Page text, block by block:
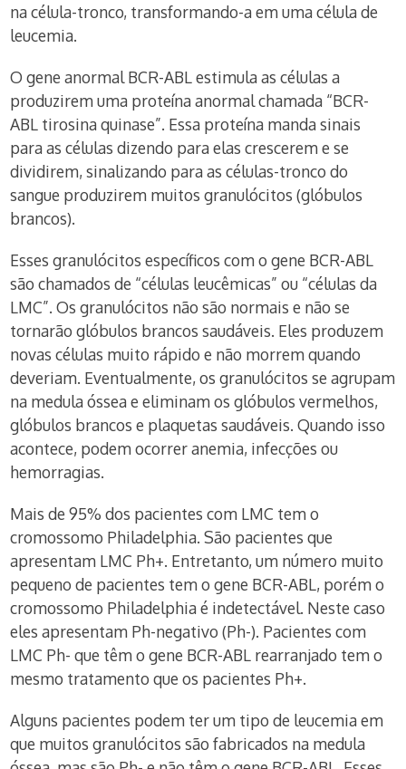
na célula-tronco, transformando-a em uma célula de
leucemia.
O gene anormal BCR-ABL estimula as células a
produzirem uma proteína anormal chamada “BCR-
ABL tirosina quinase”. Essa proteína manda sinais
para as células dizendo para elas crescerem e se
dividirem, sinalizando para as células-tronco do
sangue produzirem muitos granulócitos (glóbulos
brancos).
Esses granulócitos específicos com o gene BCR-ABL
são chamados de “células leucêmicas” ou “células da
LMC”. Os granulócitos não são normais e não se
tornarão glóbulos brancos saudáveis. Eles produzem
novas células muito rápido e não morrem quando
deveriam. Eventualmente, os granulócitos se agrupam
na medula óssea e eliminam os glóbulos vermelhos,
glóbulos brancos e plaquetas saudáveis. Quando isso
acontece, podem ocorrer anemia, infecções ou
hemorragias.
Mais de 95% dos pacientes com LMC tem o
cromossomo Philadelphia. São pacientes que
apresentam LMC Ph+. Entretanto, um número muito
pequeno de pacientes tem o gene BCR-ABL, porém o
cromossomo Philadelphia é indetectável. Neste caso
eles apresentam Ph-negativo (Ph-). Pacientes com
LMC Ph- que têm o gene BCR-ABL rearranjado tem o
mesmo tratamento que os pacientes Ph+.
Alguns pacientes podem ter um tipo de leucemia em
que muitos granulócitos são fabricados na medula